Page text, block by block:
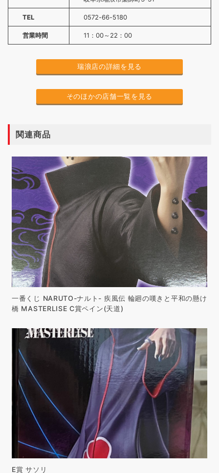
TEL 0572-66-5180
営業時間 11：00～22：00
瑞浪店の詳細を見る
そのほかの店舗一覧を見る
関連商品
一番くじ NARUTO-ナルト- 疾風伝 輪廻の嘆きと平和の懸け
橋 MASTERLISE C賞ペイン(天道)
E賞 サソリ